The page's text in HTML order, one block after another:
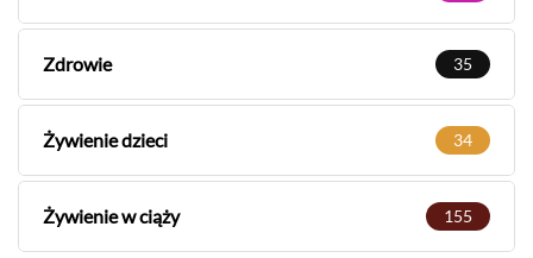
Zdrowie 35
Żywienie dzieci 34
Żywienie w ciąży 155